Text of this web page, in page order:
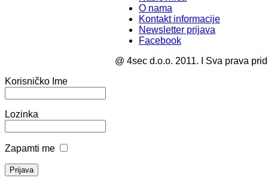
O nama
Kontakt informacije
Newsletter prijava
Facebook
@ 4sec d.o.o. 2011. I Sva prava
Korisničko Ime
Lozinka
Zapamti me